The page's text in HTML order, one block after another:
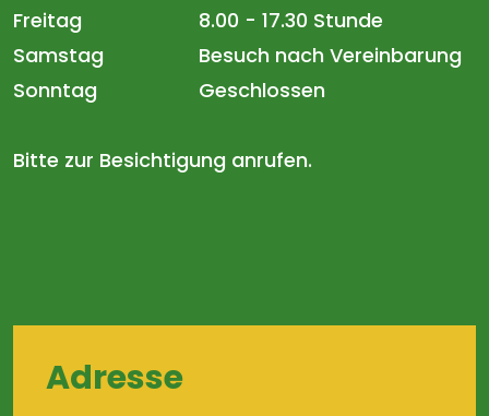
Freitag
8.00 - 17.30 Stunde
Samstag
Besuch nach Vereinbarung
Sonntag
Geschlossen
Bitte zur Besichtigung anrufen.
Adresse